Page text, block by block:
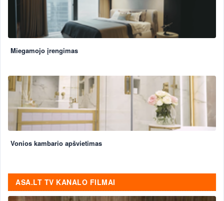
Miegamojo įrengimas
Vonios kambario apšvietimas
ASA.LT TV KANALO FILMAI